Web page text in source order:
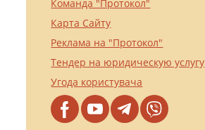
Команда "Протокол"
Карта Сайту
Реклама на "Протокол"
Тендер на юридическую услугу
Угода користувача